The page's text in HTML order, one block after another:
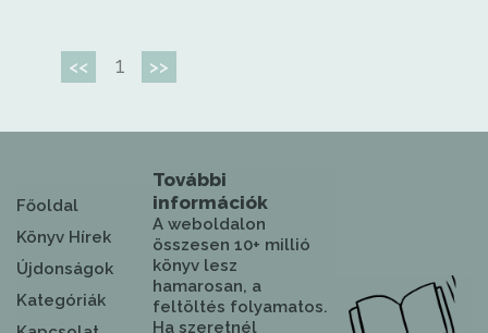
<< 1 >>
Főoldal
Könyv Hírek
Újdonságok
Kategóriák
További
információk
A weboldalon
összesen 10+ millió
könyv lesz
hamarosan, a
feltöltés folyamatos.
Ha szeretnél